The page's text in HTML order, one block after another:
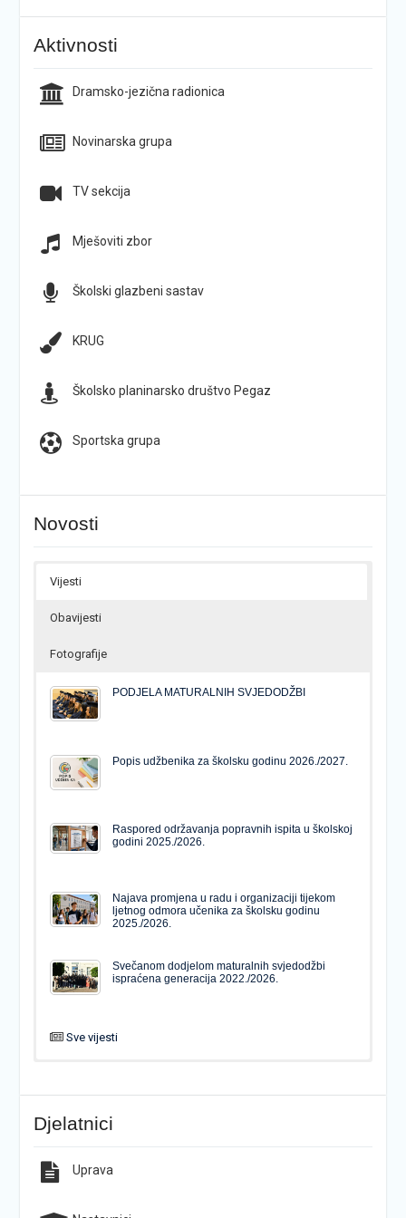
Aktivnosti
Dramsko-jezična radionica
Novinarska grupa
TV sekcija
Mješoviti zbor
Školski glazbeni sastav
KRUG
Školsko planinarsko društvo Pegaz
Sportska grupa
Novosti
Vijesti
Obavijesti
Fotografije
PODJELA MATURALNIH SVJEDODŽBI
Popis udžbenika za školsku godinu 2026./2027.
Raspored održavanja popravnih ispita u školskoj
godini 2025./2026.
Najava promjena u radu i organizaciji tijekom
ljetnog odmora učenika za školsku godinu
2025./2026.
Svečanom dodjelom maturalnih svjedodžbi
ispraćena generacija 2022./2026.
Sve vijesti
Popis udžbenika za školsku godinu 2026./2027.
godini 2025./2026.
Natječaj za upis u 1. razred Katoličke gimnazije s
pravom javnosti
Djelatnici
Uprava